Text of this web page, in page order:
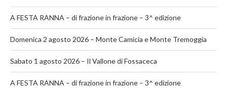
A FESTA RANNA – di frazione in frazione – 3^ edizione
Domenica 2 agosto 2026 – Monte Camicia e Monte Tremoggia
Sabato 1 agosto 2026 – Il Vallone di Fossaceca
A FESTA RANNA – di frazione in frazione – 3^ edizione